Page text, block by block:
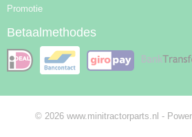
Promotie
Betaalmethodes
© 2026 www.minitractorparts.nl -